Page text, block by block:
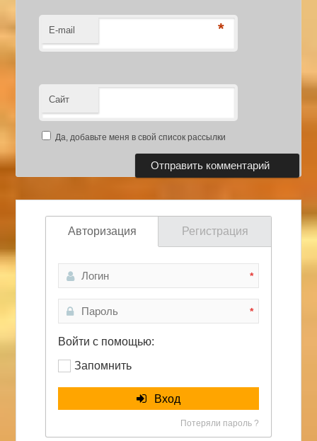
E-mail *
Сайт
Да, добавьте меня в свой список рассылки
Авторизация Регистрация
*
*
Войти с помощью:
Запомнить
Вход
Потеряли пароль ?